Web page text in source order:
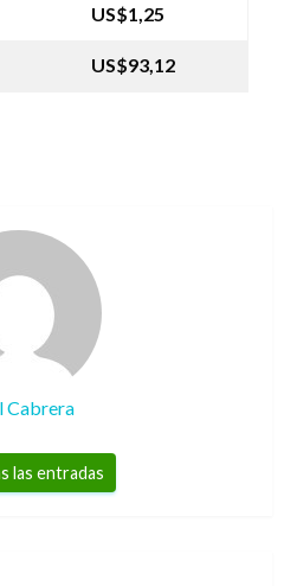
US$1,25
US$93,12
Cabrera
las entradas